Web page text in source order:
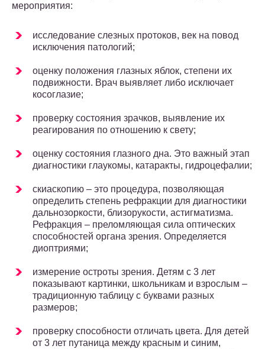
мероприятия:
исследование слезных протоков, век на повод
исключения патологий;
оценку положения глазных яблок, степени их
подвижности. Врач выявляет либо исключает
косоглазие;
проверку состояния зрачков, выявление их
реагирования по отношению к свету;
оценку состояния глазного дна. Это важный этап
диагностики глаукомы, катаракты, гидроцефалии;
скиаскопию – это процедура, позволяющая
определить степень рефракции для диагностики
дальнозоркости, близорукости, астигматизма.
Рефракция – преломляющая сила оптических
способностей органа зрения. Определяется
диоптриями;
измерение остроты зрения. Детям с 3 лет
показывают картинки, школьникам и взрослым –
традиционную таблицу с буквами разных
размеров;
проверку способности отличать цвета. Для детей
от 3 лет путаница между красным и синим,